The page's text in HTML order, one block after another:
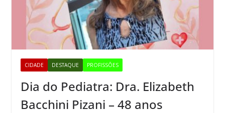
CIDADE DESTAQUE PROFISSÕES
Dia do Pediatra: Dra. Elizabeth
Bacchini Pizani – 48 anos